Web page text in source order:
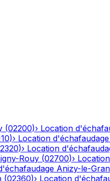
(02200)› Location
)› Location d'échafaudage
)› Location
Rouy (02700)›
Anizy-le-
(02360)› Location